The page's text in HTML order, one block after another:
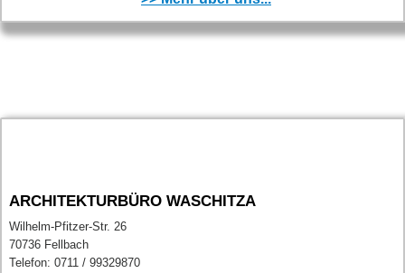
ARCHITEKTURBÜRO WASCHITZA
Wilhelm-Pfitzer-Str. 26
70736 Fellbach
Telefon: 0711 / 99329870